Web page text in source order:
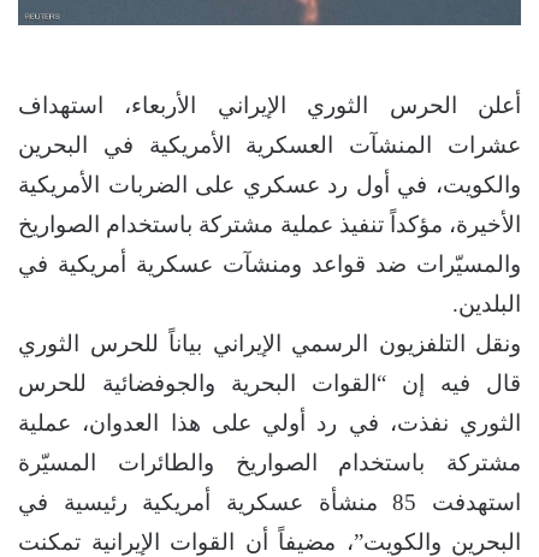
أعلن الحرس الثوري الإيراني الأربعاء، استهداف
عشرات المنشآت العسكرية الأمريكية في البحرين
والكويت، في أول رد عسكري على الضربات الأمريكية
الأخيرة، مؤكداً تنفيذ عملية مشتركة باستخدام الصواريخ
والمسيّرات ضد قواعد ومنشآت عسكرية أمريكية في
البلدين.
ونقل التلفزيون الرسمي الإيراني بياناً للحرس الثوري
قال فيه إن “القوات البحرية والجوفضائية للحرس
الثوري نفذت، في رد أولي على هذا العدوان، عملية
مشتركة باستخدام الصواريخ والطائرات المسيّرة
استهدفت 85 منشأة عسكرية أمريكية رئيسية في
البحرين والكويت”، مضيفاً أن القوات الإيرانية تمكنت